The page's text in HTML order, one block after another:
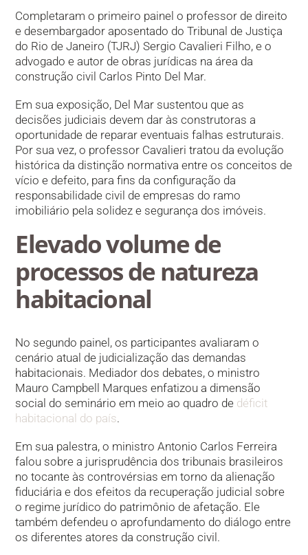
Completaram o primeiro painel o professor de direito
e desembargador aposentado do Tribunal de Justiça
do Rio de Janeiro (TJRJ) Sergio Cavalieri Filho, e o
advogado e autor de obras jurídicas na área da
construção civil Carlos Pinto Del Mar.
Em sua exposição, Del Mar sustentou que as
decisões judiciais devem dar às construtoras a
oportunidade de reparar eventuais falhas estruturais.
Por sua vez, o professor Cavalieri tratou da evolução
histórica da distinção normativa entre os conceitos de
vício e defeito, para fins da configuração da
responsabilidade civil de empresas do ramo
imobiliário pela solidez e segurança dos imóveis.
Elevado volume de
processos de n​​​atureza
habitacional
No segundo painel, os participantes avaliaram o
cenário atual de judicialização das demandas
habitacionais. Mediador dos debates, o ministro
Mauro Campbell Marques enfatizou a dimensão
social do seminário em meio ao quadro de déficit
habitacional do país.
Em sua palestra, o ministro Antonio Carlos Ferreira
falou sobre a jurisprudência dos tribunais brasileiros
no tocante às controvérsias em torno da alienação
fiduciária e dos efeitos da recuperação judicial sobre
o regime jurídico do patrimônio de afetação. Ele
também defendeu o aprofundamento do diálogo entre
os diferentes atores da construção civil.